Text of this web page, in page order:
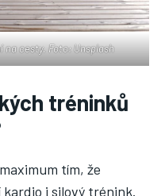
na cesty. Foto: Unsplash
tréninků
tím, že
i silový trénink.